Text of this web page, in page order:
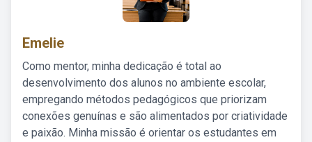
Emelie
Como mentor, minha dedicação é total ao
desenvolvimento dos alunos no ambiente escolar,
empregando métodos pedagógicos que priorizam
conexões genuínas e são alimentados por criatividade
e paixão. Minha missão é orientar os estudantes em